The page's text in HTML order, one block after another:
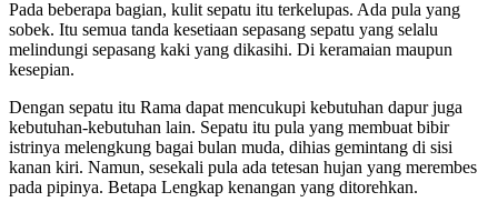
Pada beberapa bagian, kulit sepatu itu terkelupas. Ada pula yang
sobek. Itu semua tanda kesetiaan sepasang sepatu yang selalu
melindungi sepasang kaki yang dikasihi. Di keramaian maupun
kesepian.
Dengan sepatu itu Rama dapat mencukupi kebutuhan dapur juga
kebutuhan-kebutuhan lain. Sepatu itu pula yang membuat bibir
istrinya melengkung bagai bulan muda, dihias gemintang di sisi
kanan kiri. Namun, sesekali pula ada tetesan hujan yang merembes
pada pipinya. Betapa Lengkap kenangan yang ditorehkan.